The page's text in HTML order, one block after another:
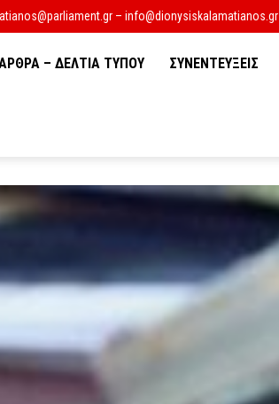
– info@dionysiskalamatianos.gr
– ΔΕΛΤΙΑ ΤΥΠΟΥ ΣΥΝΕΝΤΕΥΞΕΙΣ